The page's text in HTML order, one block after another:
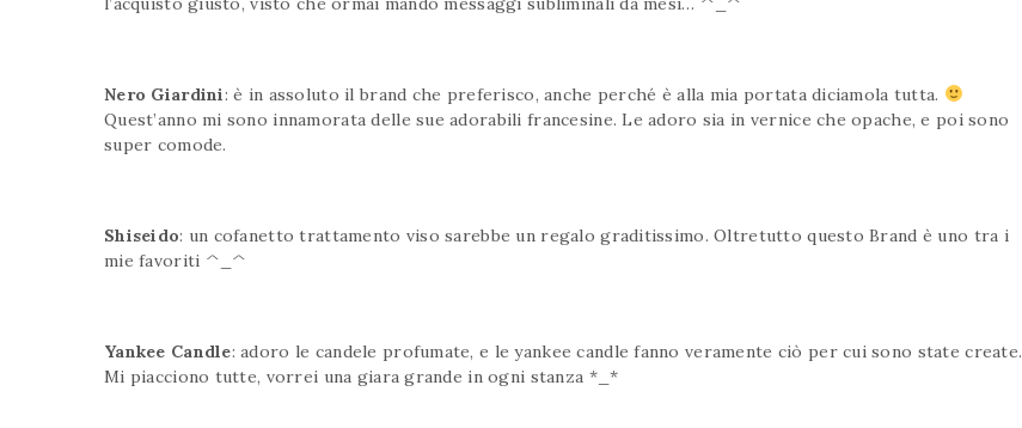
Nero Giardini: è in assoluto il brand che preferisco, anche perché è alla mia portata diciamola tutta.
Quest’anno mi sono innamorata delle sue adorabili francesine. Le adoro sia in vernice che opache, e poi sono
super comode.
Shiseido: un cofanetto trattamento viso sarebbe un regalo graditissimo. Oltretutto questo Brand è uno tra i
mie favoriti ^_^
Yankee Candle: adoro le candele profumate, e le yankee candle fanno veramente ciò per cui sono state create.
Mi piacciono tutte, vorrei una giara grande in ogni stanza *_*